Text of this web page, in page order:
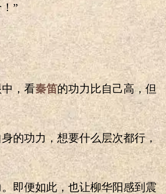
”
，看秦笛的功力比自己高，但
的功力，想要什么层次都行，
便如此，也让柳华阳感到震